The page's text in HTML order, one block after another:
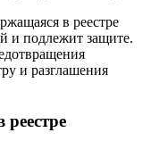
в реестре
и подлежит защите.
и разглашения